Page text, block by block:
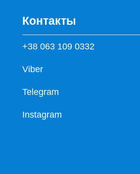
Контакты
+38 063 109 0332
Viber
Telegram
Instagram